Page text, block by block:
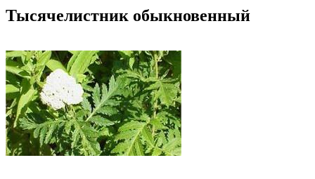
Тысячелистник обыкновенный